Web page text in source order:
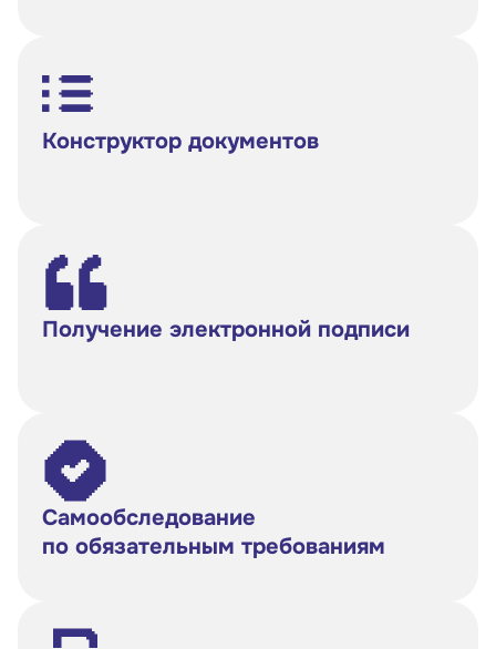
Конструктор документов
Получение электронной подписи
Самообследование
по обязательным требованиям